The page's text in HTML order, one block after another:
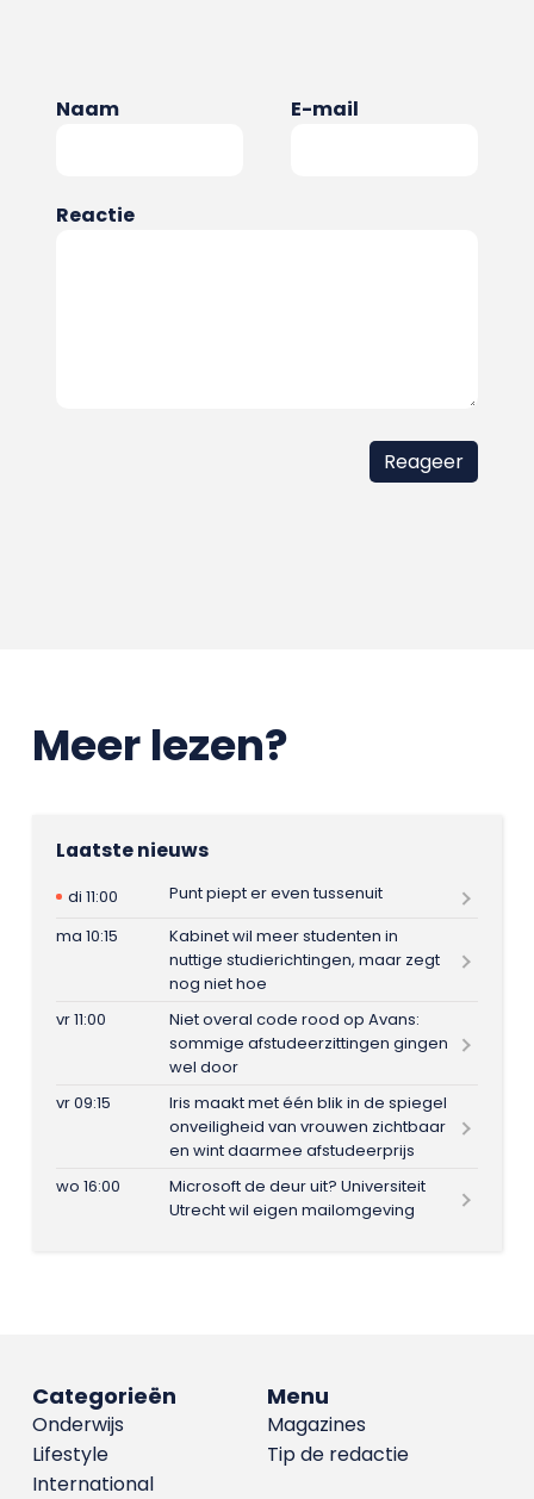
Naam E-mail
Reactie
Meer lezen?
Laatste nieuws
di 11:00
Punt piept er even tussenuit
ma 10:15
Kabinet wil meer studenten in
nuttige studierichtingen, maar zegt
nog niet hoe
vr 11:00
Niet overal code rood op Avans:
sommige afstudeerzittingen gingen
wel door
vr 09:15
Iris maakt met één blik in de spiegel
onveiligheid van vrouwen zichtbaar
en wint daarmee afstudeerprijs
wo 16:00
Microsoft de deur uit? Universiteit
Utrecht wil eigen mailomgeving
Menu
Magazines
Tip de redactie
Categorieën
Onderwijs
Lifestyle
International